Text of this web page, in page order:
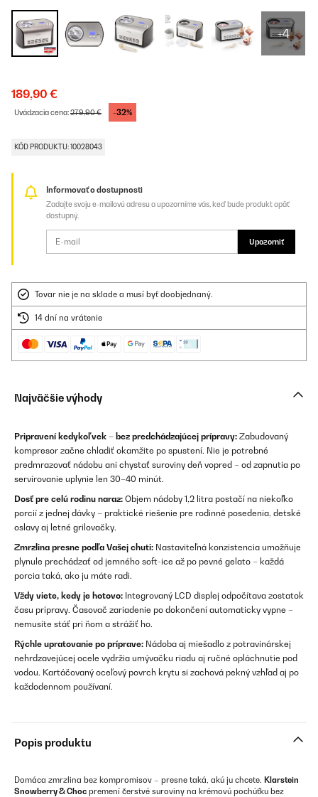
+4
189,90 €
Uvádzacia cena:279,90 € -32%
KÓD PRODUKTU: 10028043
Informovať o dostupnosti
Zadajte svoju e-mailovú adresu a upozorníme vás, keď bude produkt opäť
dostupný.
Upozorniť
Tovar nie je na sklade a musí byť doobjednaný.
14 dní na vrátenie
Najväčšie výhody
Pripravení kedykoľvek – bez predchádzajúcej prípravy: Zabudovaný
kompresor začne chladiť okamžite po spustení. Nie je potrebné
predmrazovať nádobu ani chystať suroviny deň vopred – od zapnutia po
servírovanie uplynie len 30–40 minút.
Dosť pre celú rodinu naraz: Objem nádoby 1,2 litra postačí na niekoľko
porcií z jednej dávky – praktické riešenie pre rodinné posedenia, detské
oslavy aj letné grilovačky.
Zmrzlina presne podľa Vašej chuti: Nastaviteľná konzistencia umožňuje
plynule prechádzať od jemného soft-ice až po pevné gelato – každá
porcia taká, ako ju máte radi.
Vždy viete, kedy je hotovo: Integrovaný LCD displej odpočítava zostatok
času prípravy. Časovač zariadenie po dokončení automaticky vypne –
nemusíte stáť pri ňom a strážiť ho.
Rýchle upratovanie po príprave: Nádoba aj miešadlo z potravinárskej
nehrdzavejúcej ocele vydržia umývačku riadu aj ručné opláchnutie pod
vodou. Kartáčovaný oceľový povrch krytu si zachová pekný vzhľad aj po
každodennom používaní.
Popis produktu
Domáca zmrzlina bez kompromisov – presne taká, akú ju chcete. Klarstein
Snowberry & Choc premení čerstvé suroviny na krémovú pochúťku bez